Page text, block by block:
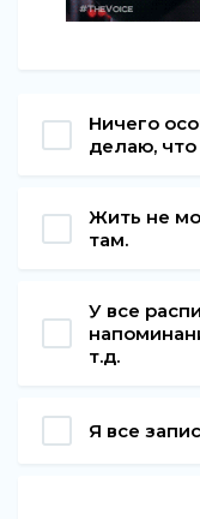
Ничего
делаю, что
Жить не
там.
У все
т.д.
Я все